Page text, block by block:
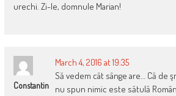
urechi. Zi-le, domnule Marian!
Constantin
March 4, 2016 at 19:35
Să vedem cât sânge are… Că de
nu spun nimic este sătulă